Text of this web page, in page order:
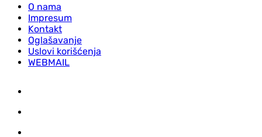
O nama
Impresum
Kontakt
Oglašavanje
Uslovi korišćenja
WEBMAIL